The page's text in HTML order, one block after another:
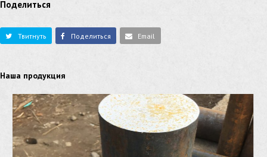
Поделиться
Твитнуть Поделиться Email
Наша продукция